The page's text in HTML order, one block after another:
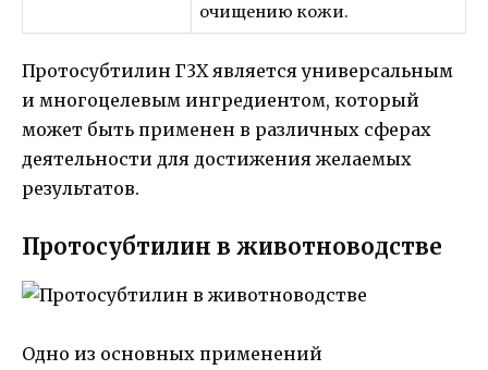
очищению кожи.
Протосубтилин Г3Х является универсальным
и многоцелевым ингредиентом, который
может быть применен в различных сферах
деятельности для достижения желаемых
результатов.
Протосубтилин в животноводстве
Одно из основных применений